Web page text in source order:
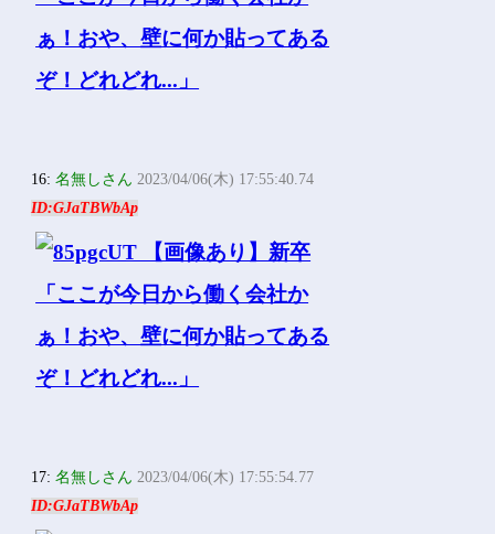
16:名無しさん 2023/04/06(木) 17:55:40.74
ID:GJaTBWbAp
17:名無しさん 2023/04/06(木) 17:55:54.77
ID:GJaTBWbAp